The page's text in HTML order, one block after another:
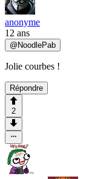
anonyme
12 ans
@ NoodlePab
Jolie courbes !
Répondre
2